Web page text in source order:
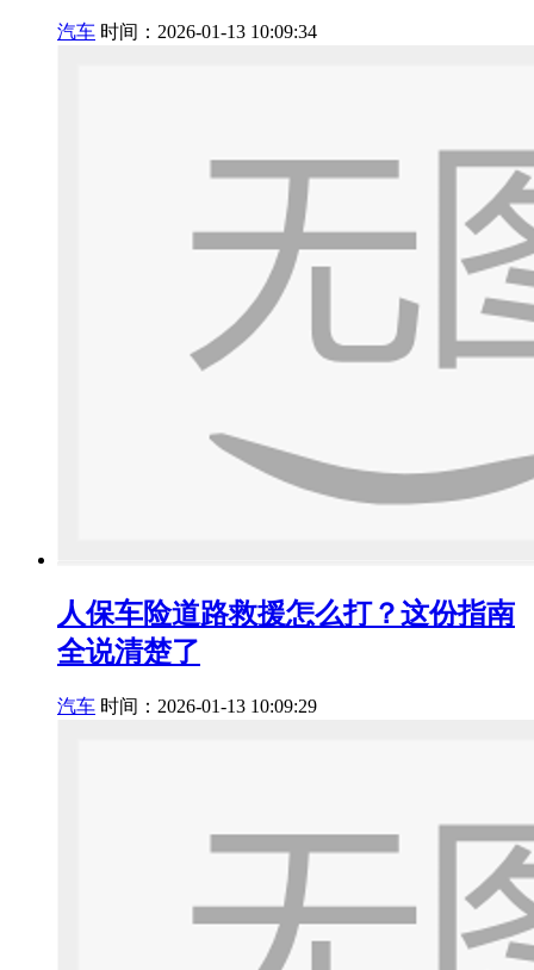
汽车 时间：2026-01-13 10:09:34
人保车险道路救援怎么打？这份指南
全说清楚了
汽车 时间：2026-01-13 10:09:29